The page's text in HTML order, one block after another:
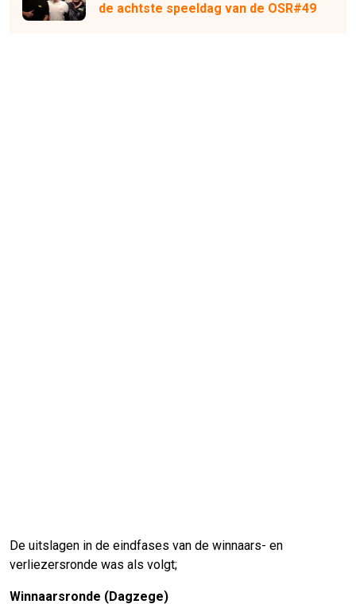
de achtste speeldag van de OSR#49
De uitslagen in de eindfases van de winnaars- en
verliezersronde was als volgt;
Winnaarsronde (Dagzege)